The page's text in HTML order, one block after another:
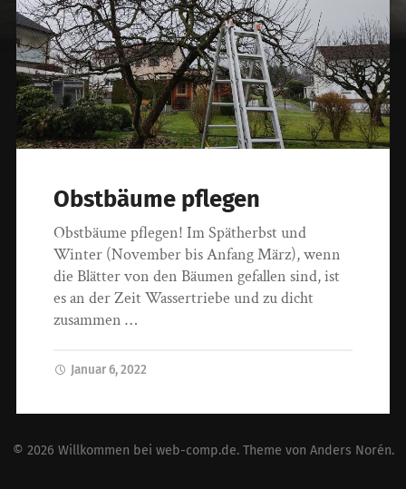
Obstbäume pflegen
Obstbäume pflegen! Im Spätherbst und
Winter (November bis Anfang März), wenn
die Blätter von den Bäumen gefallen sind, ist
es an der Zeit Wassertriebe und zu dicht
zusammen …
Januar 6, 2022
© 2026 Willkommen bei web-comp.de. Theme von Anders Norén.